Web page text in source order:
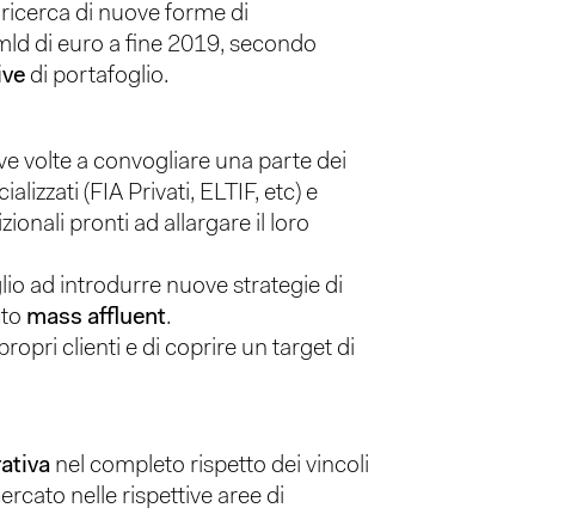
di nuove forme di
di euro a fine 2019, secondo
di portafoglio.
volte a convogliare una parte dei
(FIA Privati, ELTIF, etc) e
pronti ad allargare il loro
ad introdurre nuove strategie di
mass affluent.
clienti e di coprire un target di
nel completo rispetto dei vincoli
nelle rispettive aree di